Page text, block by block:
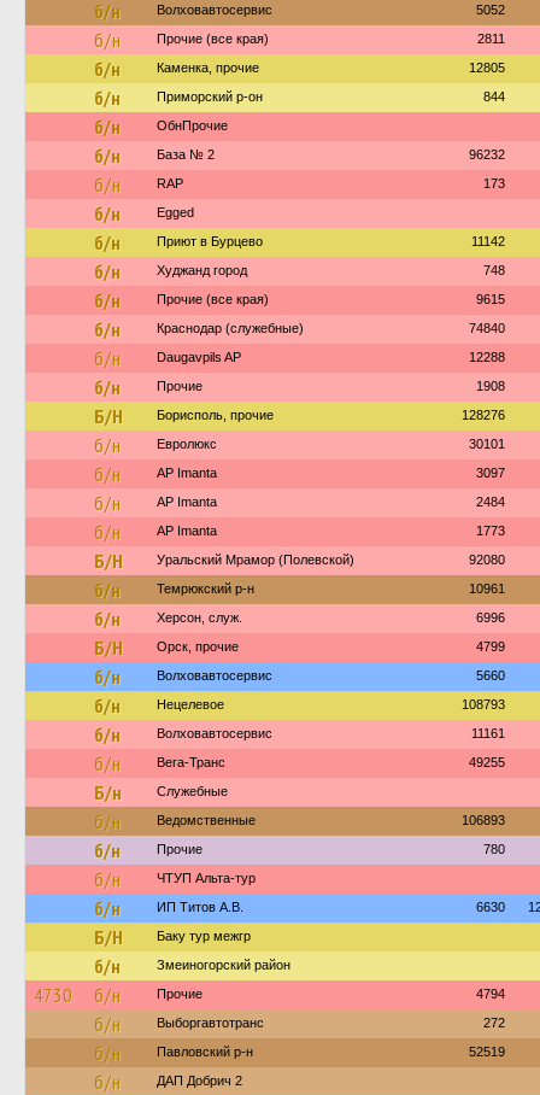
б/н Волховавтосервис 5052
б/н Прочие (все края) 2811
б/н Каменка, прочие 12805
б/н Приморский р-он 844
б/н ОбнПрочие
б/н База № 2 96232
б/н RAP 173
б/н Egged
б/н Приют в Бурцево 11142
б/н Худжанд город 748
б/н Прочие (все края) 9615
б/н Краснодар (служебные) 74840
б/н Daugavpils AP 12288
б/н Прочие 1908
Б/Н Борисполь, прочие 128276
б/н Евролюкс 30101
б/н AP Imanta 3097
б/н AP Imanta 2484
б/н AP Imanta 1773
Б/Н Уральский Мрамор (Полевской) 92080
б/н Темрюкский р-н 10961
б/н Херсон, служ. 6996
Б/Н Орск, прочие 4799
б/н Волховавтосервис 5660
б/н Нецелевое 108793
б/н Волховавтосервис 11161
б/н Вега-Транс 49255
Б/н Служебные
б/н Ведомственные 106893
б/н Прочие 780
б/н ЧТУП Альта-тур
б/н ИП Титов А.В. 6630
Б/Н Баку тур межгр
б/н Змеиногорский район
4730 б/н Прочие 4794
б/н Выборгавтотранс 272
б/н Павловский р-н 52519
б/н ДАП Добрич 2